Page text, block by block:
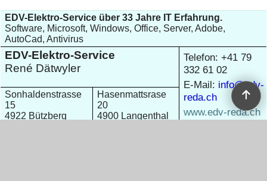
EDV-Elektro-Service über 33 Jahre IT Erfahrung.
Software, Microsoft, Windows, Office, Server, Adobe,
AutoCad, Antivirus
EDV-Elektro-Service
René Dätwyler
Telefon: +41 79
332 61 02
E-Mail: info@edv-
reda.ch
www.edv-reda.ch
Sonhaldenstrasse
15
4922 Bützberg
Hasenmattsrase
20
4900 Langenthal